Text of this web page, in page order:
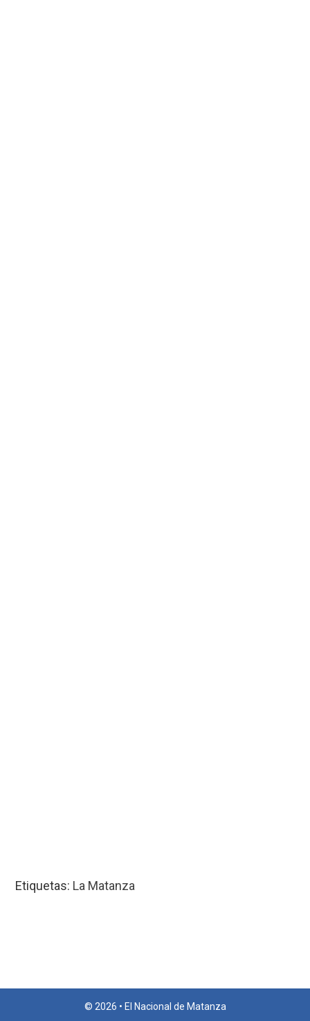
Etiquetas: La Matanza
© 2026 • El Nacional de Matanza